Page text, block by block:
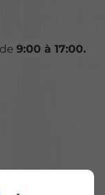
9:00 à 17:00.